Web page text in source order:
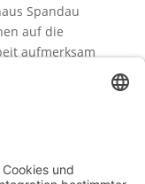
Spandau
auf die
aufmerksam